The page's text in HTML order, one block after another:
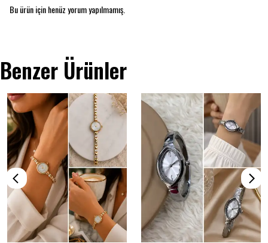
Bu ürün için henüz yorum yapılmamış.
Benzer Ürünler